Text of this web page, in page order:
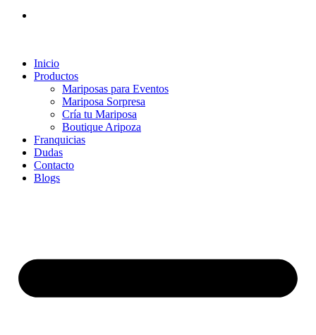
Inicio
Productos
Mariposas para Eventos
Mariposa Sorpresa
Cría tu Mariposa
Boutique Aripoza
Franquicias
Dudas
Contacto
Blogs